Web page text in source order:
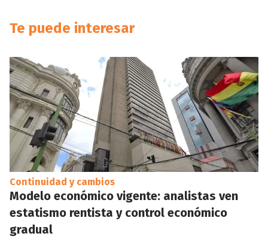
Te puede interesar
Continuidad y cambios
Modelo económico vigente: analistas ven
estatismo rentista y control económico
gradual